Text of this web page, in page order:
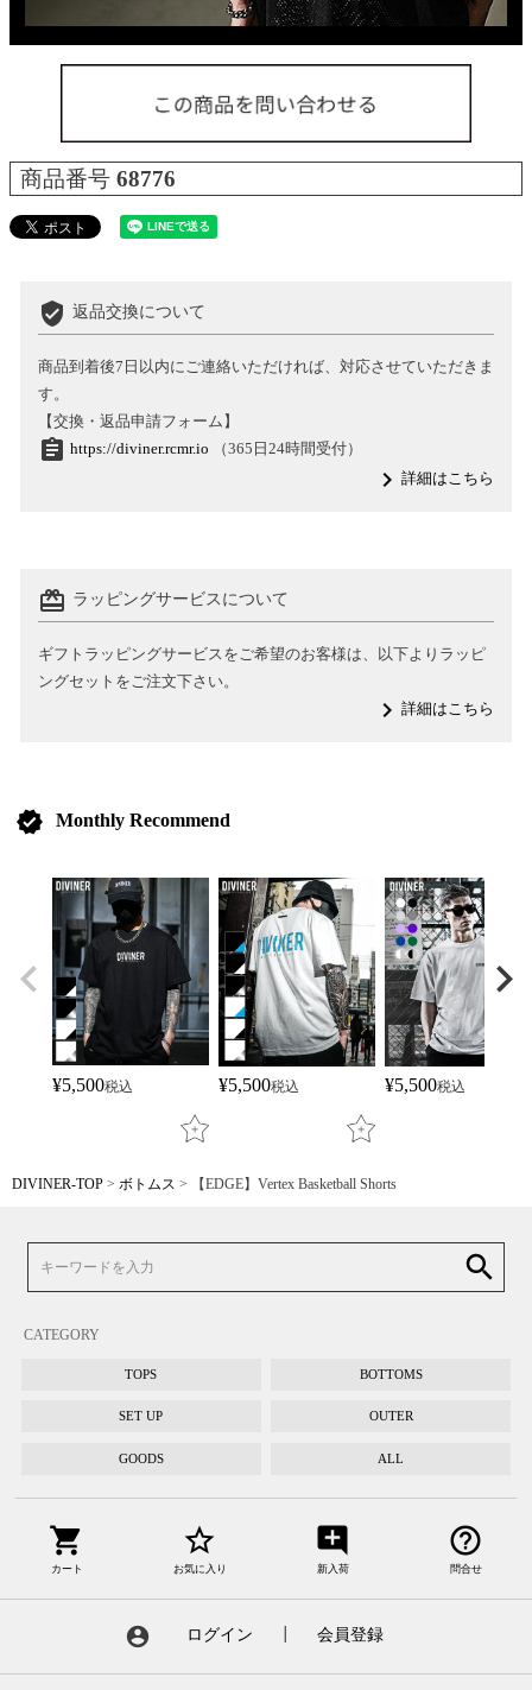
商品番号 68776
verified_user 返品交換について
商品到着後7日以内にご連絡いただければ、対応させていただきま
す。
【交換・返品申請フォーム】
assignment https://diviner.rcmr.io （365日24時間受付）
navigate_next詳細はこちら
card_giftcard ラッピングサービスについて
ギフトラッピングサービスをご希望のお客様は、以下よりラッピ
ングセットをご注文下さい。
navigate_next詳細はこちら
verified Monthly Recommend
¥5,500税込 ¥5,500税込 ¥5,500税込
DIVINER-TOP ボトムス 【EDGE】Vertex Basketball Shorts
search
CATEGORY
TOPS BOTTOMS
SET UP OUTER
GOODS ALL
shopping_cart
カート
star_border
お気に入り
add_comment
新入荷
help_outline
問合せ
account_circle ログイン 会員登録